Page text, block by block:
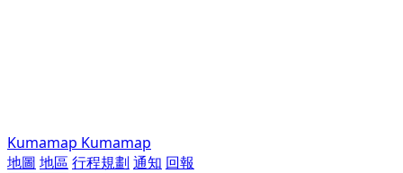
Kumamap Kumamap
地圖 地區 行程規劃 通知 回報